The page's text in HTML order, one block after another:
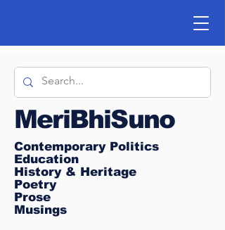
MeriBhiSuno
Contemporary Politics
Education
History & Heritage
Poetry
Prose
Musings